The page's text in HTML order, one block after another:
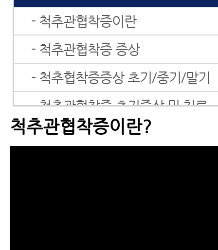
- 척추관협착증이란
- 척추관협착증 증상
- 척추협착증증상 초기/중기/말기
- 척추관협착증 초기증상 및 치료
- 척추관협착증 치료방법
척추관협착증이란?